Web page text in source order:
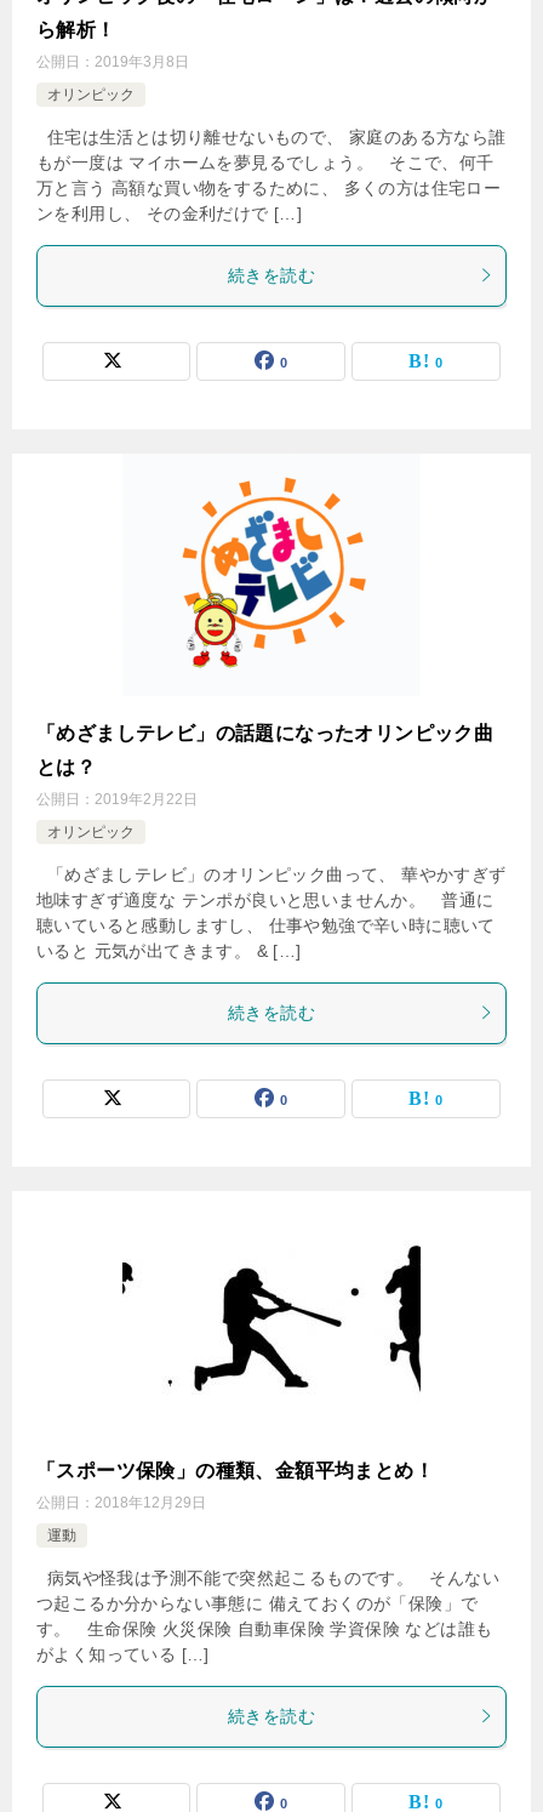
ら解析！
公開日： 2019年3月8日
オリンピック
住宅は生活とは切り離せないもので、 家庭のある方なら誰
もが一度は マイホームを夢見るでしょう。 そこで、何千
万と言う 高額な買い物をするために、 多くの方は住宅ロー
ンを利用し、 その金利だけで […]
続きを読む
0 0
「めざましテレビ」の話題になったオリンピック曲
とは？
公開日： 2019年2月22日
オリンピック
「めざましテレビ」のオリンピック曲って、 華やかすぎず
地味すぎず適度な テンポが良いと思いませんか。 普通に
聴いていると感動しますし、 仕事や勉強で辛い時に聴いて
いると 元気が出てきます。 & […]
続きを読む
0 0
「スポーツ保険」の種類、金額平均まとめ！
公開日： 2018年12月29日
運動
病気や怪我は予測不能で突然起こるものです。 そんない
つ起こるか分からない事態に 備えておくのが「保険」で
す。 生命保険 火災保険 自動車保険 学資保険 などは誰も
がよく知っている […]
続きを読む
0 0